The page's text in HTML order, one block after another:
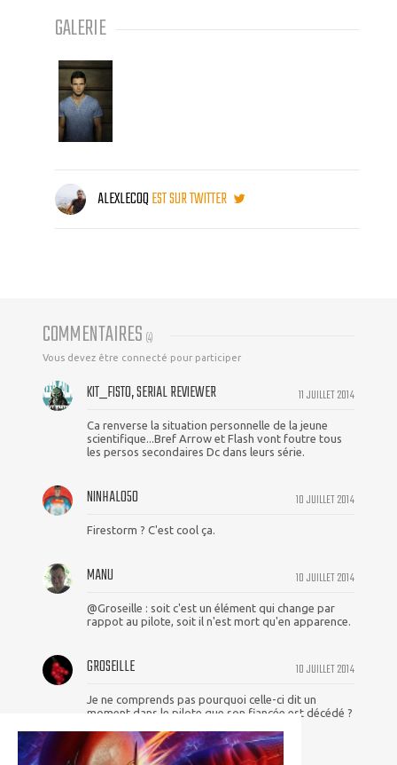
GALERIE
ALEXLECOQEST SUR TWITTER
COMMENTAIRES (4)
Vous devez être connecté pour participer
11 JUILLET 2014
KIT_FISTO, SERIAL REVIEWER
Ca renverse la situation personnelle de la jeune
scientifique...Bref Arrow et Flash vont foutre tous
les persos secondaires Dc dans leurs série.
10 JUILLET 2014
NINHALO50
Firestorm ? C'est cool ça.
10 JUILLET 2014
MANU
@Groseille : soit c'est un élément qui change par
rappot au pilote, soit il n'est mort qu'en apparence.
10 JUILLET 2014
GROSEILLE
Je ne comprends pas pourquoi celle-ci dit un
moment dans le pilote que son fiancée est décédé ?